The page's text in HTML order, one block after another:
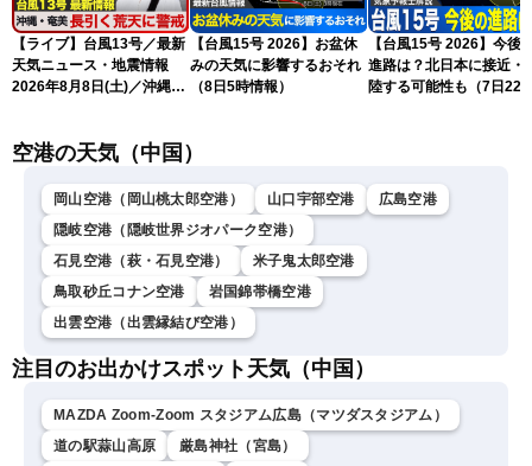
【ライブ】台風13号／最新
天気ニュース・地震情報
2026年8月8日(土)／沖縄・
〈ウェザーニュースLiVEモ
剛央〉
【台風15号 2026】お盆休
みの天気に影響するおそれ
（8日5時情報）
【台風15号 2026】今後
進路は？北日本に接近・
陸する可能性も（7日22
空港の天気（中国）
岡山空港（岡山桃太郎空港） 山口宇部空港
広島空港
隠岐空港（隠岐世界ジオパーク空港）
石見空港（萩・石見空港）
米子鬼太郎空港
鳥取砂丘コナン空港
岩国錦帯橋空港
出雲空港（出雲縁結び空港）
注目のお出かけスポット天気（中国）
MAZDA Zoom-Zoom スタジアム広島（マツダスタジアム）
道の駅蒜山高原
厳島神社（宮島）